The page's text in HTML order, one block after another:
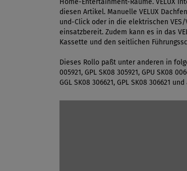
diesen Artikel. Manuelle VELUX
und-Click oder in die elektrischen
einsatzbereit. Zudem kann es in das
Kassette und den seitlichen
Dieses Rollo paßt unter anderen in
005921, GPL SK08 305921, GPU SK08
GGL SK08 306621, GPL SK08 306621